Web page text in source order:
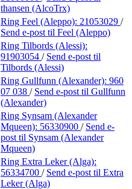
thansen (AlcoTrx)
Ring Feel (Aleppo): 21053029 /
Send e-post til Feel (Aleppo)
Ring Tilbords (Alessi):
91903054 / Send e-post til
Tilbords (Alessi)
Ring Gullfunn (Alexander): 960
07 038 / Send e-post til Gullfunn
(Alexander)
Ring Synsam (Alexander
Mqueen): 56330900 / Send e-
post til Synsam (Alexander
Mqueen)
Ring Extra Leker (Alga):
56334700 / Send e-post til Extra
Leker (Alga)